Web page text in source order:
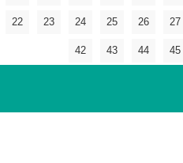
22 23 24 25 26 27
42 43 44 45